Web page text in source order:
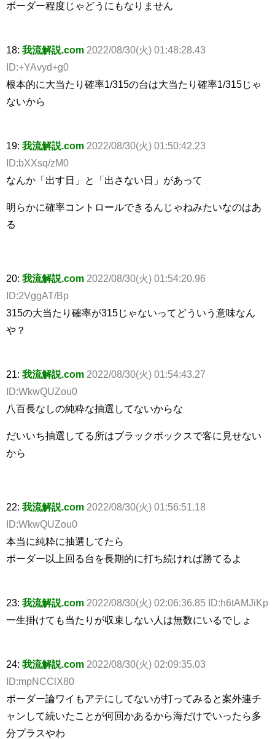
ボーダー程度じゃどうにもなりません
18: 我流解説.com 2022/08/30(火) 01:48:28.43
ID:+YAvyd+g0
根本的に大当たり確率1/315の台は大当たり確率1/315じゃ
ないから
19: 我流解説.com 2022/08/30(火) 01:50:42.23
ID:bXXsq/zM0
なんか「出す日」と「出さない日」があって
明らかに確率コントロールできるんじゃねみたいなのはあ
る
20: 我流解説.com 2022/08/30(火) 01:54:20.96
ID:2VggAT/Bp
315の大当たり確率が315じゃないってどういう意味なん
や？
21: 我流解説.com 2022/08/30(火) 01:54:43.27
ID:WkwQUZou0
八百長なしの純粋な抽選してないからな
だいいち抽選してる所はブラックボックスで客に見せない
から
22: 我流解説.com 2022/08/30(火) 01:56:51.18
ID:WkwQUZou0
本当に純粋に抽選してたら
ボーダー以上回る台を長期的に打ち続ければ勝てるよ
23: 我流解説.com 2022/08/30(火) 02:06:36.85 ID:h6tAMJiKp
一生掛けても当たりが収束しない人は無数にいるでしょ
24: 我流解説.com 2022/08/30(火) 02:09:35.03
ID:mpNCClX80
ボーダー論ワイもアテにしてないが打ってみると案外連チ
ャンして続いたことが何回かあるから海だけでいったら多
分プラスやわ